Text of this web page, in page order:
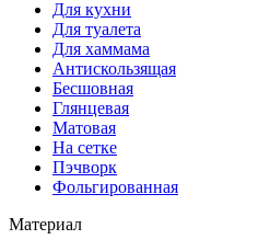
Для кухни
Для туалета
Для хаммама
Антискользящая
Бесшовная
Глянцевая
Матовая
На сетке
Пэчворк
Фольгированная
Материал